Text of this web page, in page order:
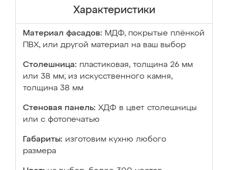
Характеристики
Материал фасадов: МДФ, покрытые плёнкой
ПВХ, или другой материал на ваш выбор
Столешница: пластиковая, толщина 26 мм
или 38 мм; из искусственного камня,
толщина 38 мм
Стеновая панель: ХДФ в цвет столешницы
или с фотопечатью
Габариты: изготовим кухню любого
размера